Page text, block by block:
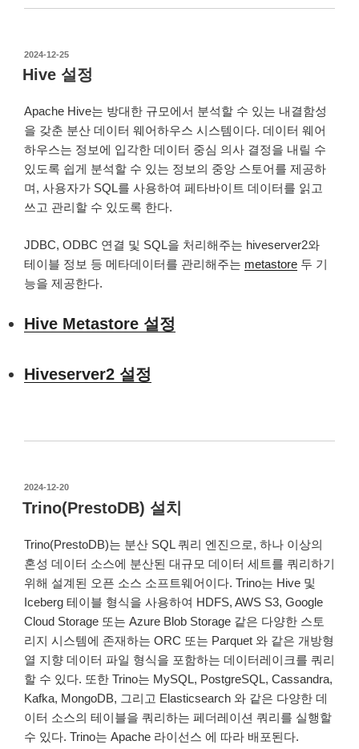
작
성
일
2024-12-25
Hive 설정
Apache Hive는 방대한 규모에서 분석할 수 있는 내결함성
을 갖춘 분산 데이터 웨어하우스 시스템이다. 데이터 웨어
하우스는 정보에 입각한 데이터 중심 의사 결정을 내릴 수
있도록 쉽게 분석할 수 있는 정보의 중앙 스토어를 제공하
며, 사용자가 SQL를 사용하여 페타바이트 데이터를 읽고
쓰고 관리할 수 있도록 한다.
JDBC, ODBC 연결 및 SQL을 처리해주는 hiveserver2와
테이블 정보 등 메타데이터를 관리해주는 metastore 두 기
능을 제공한다.
Hive Metastore 설정
Hiveserver2 설정
작
성
일
2024-12-20
Trino(PrestoDB) 설치
Trino(PrestoDB)는 분산 SQL 쿼리 엔진으로, 하나 이상의
혼성 데이터 소스에 분산된 대규모 데이터 세트를 쿼리하기
위해 설계된 오픈 소스 소프트웨어이다. Trino는 Hive 및
Iceberg 테이블 형식을 사용하여 HDFS, AWS S3, Google
Cloud Storage 또는 Azure Blob Storage 같은 다양한 스토
리지 시스템에 존재하는 ORC 또는 Parquet 와 같은 개방형
열 지향 데이터 파일 형식을 포함하는 데이터레이크를 쿼리
할 수 있다. 또한 Trino는 MySQL, PostgreSQL, Cassandra,
Kafka, MongoDB, 그리고 Elasticsearch 와 같은 다양한 데
이터 소스의 테이블을 쿼리하는 페더레이션 쿼리를 실행할
수 있다. Trino는 Apache 라이선스 에 따라 배포된다.